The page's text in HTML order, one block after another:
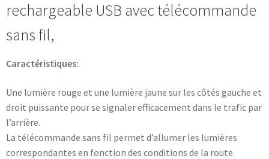
rechargeable USB avec télécommande
sans fil,
Caractéristiques:
Une lumière rouge et une lumière jaune sur les côtés gauche et
droit puissante pour se signaler efficacement dans le trafic par
l’arrière.
La télécommande sans fil permet d’allumer les lumières
correspondantes en fonction des conditions de la route.